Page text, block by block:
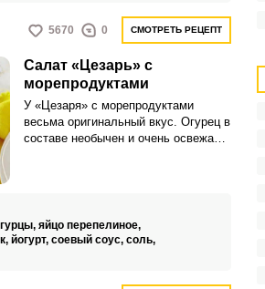
5670 0 СМОТРЕТЬ РЕЦЕПТ
Салат «Цезарь» с
морепродуктами
У «Цезаря» с морепродуктами
весьма оригинальный вкус. Огурец в
составе необычен и очень освежает,
яйцо перепелиное,
йогурт, соевый соус, соль,